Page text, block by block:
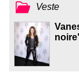
Veste